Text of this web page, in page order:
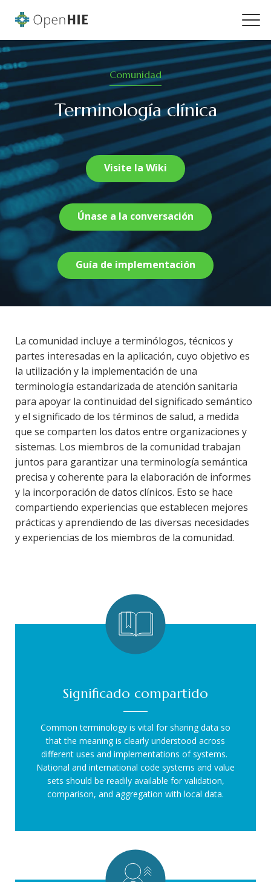
Comunidad
Terminología clínica
Visite la Wiki
Únase a la conversación
Guía de implementación
La comunidad incluye a terminólogos, técnicos y
partes interesadas en la aplicación, cuyo objetivo es
la utilización y la implementación de una
terminología estandarizada de atención sanitaria
para apoyar la continuidad del significado semántico
y el significado de los términos de salud, a medida
que se comparten los datos entre organizaciones y
sistemas. Los miembros de la comunidad trabajan
juntos para garantizar una terminología semántica
precisa y coherente para la elaboración de informes
y la incorporación de datos clínicos. Esto se hace
compartiendo experiencias que establecen mejores
prácticas y aprendiendo de las diversas necesidades
y experiencias de los miembros de la comunidad.
Significado compartido
Common terminology is vital for sharing data so
that the meaning is clearly understood across
different uses and implementations of systems.
National and international code systems and value
sets should be readily available for validation,
comparison, and aggregation with local data.